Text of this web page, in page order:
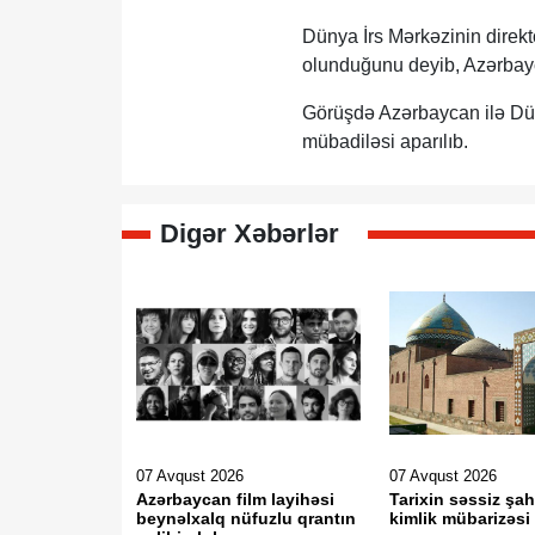
Dünya İrs Mərkəzinin
olunduğunu deyib,
Görüşdə Azərbaycan ilə
mübadiləsi aparılıb.
Digər Xəbərlər
07 Avqust 2026
Azərbaycan film layihəsi
beynəlxalq nüfuzlu qrantın
07 Avqust 2026
Tarixin səssiz
kimlik mübarizəsi